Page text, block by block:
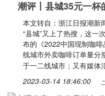
潮评丨县城35元一
本文转自：浙江日报潮新
“县城”又上了热搜，这一
布的《2022中国现制咖
线城市外卖咖啡订单量分
于一二线城市；又有媒体
2023-03-14 18:46:00